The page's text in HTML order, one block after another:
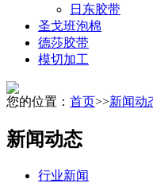
日东胶带
圣戈班泡棉
德莎胶带
模切加工
您的位置： 首页>>新闻动
新闻动态
行业新闻